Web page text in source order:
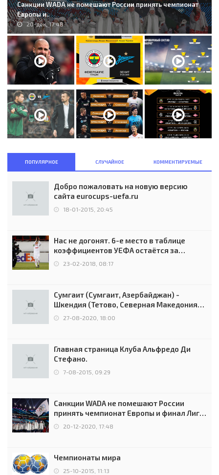
Санкции WADA не помешают России принять чемпионат
Европы и..
20-дек, 17:48
ПОПУЛЯРНОЕ СЛУЧАЙНОЕ КОММЕНТИРУЕМЫЕ
Добро пожаловать на новую версию
сайта eurocups-uefa.ru
18-01-2015, 20:45
Нас не догонят. 6-е место в таблице
коэффициентов УЕФА остаётся за
Россией
23-02-2018, 08:17
Сумгаит (Сумгаит, Азербайджан) -
Шкендия (Тетово, Северная Македония) -
0:2 (0:0)
27-08-2020, 18:00
Главная страница Клуба Альфредо Ди
Стефано.
7-08-2015, 09:29
Санкции WADA не помешают России
принять чемпионат Европы и финал Лиги
чемпионов.
20-12-2020, 17:48
Чемпионаты мира
25-10-2015, 11:13